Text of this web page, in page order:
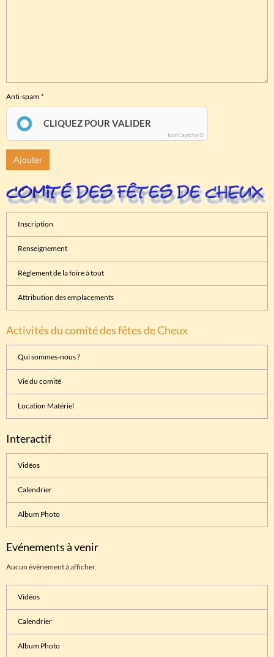
Anti-spam
CLIQUEZ POUR VALIDER
IconCaptcha ©
Ajouter
Inscription
Renseignement
Règlement de la foire à tout
Attribution des emplacements
Activités du comité des fêtes de Cheux
Qui sommes-nous ?
Vie du comité
Location Matériel
Interactif
Vidéos
Calendrier
Album Photo
Evénements à venir
Aucun évènement à afficher.
Vidéos
Calendrier
Album Photo